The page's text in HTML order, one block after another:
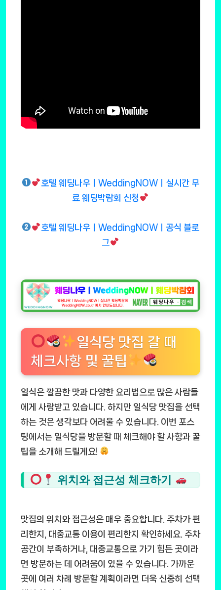
호텔 웨딩나우ㅣWeddingNOWㅣ실시간 무
료 웨딩박람회 신청
호텔 웨딩나우ㅣWeddingNOWㅣ공식 블로
그
일식당 맛집 갈 때
체크사항 및 꿀팁
일식은 깔끔한 맛과 다양한 요리법으로 많은 사람들
에게 사랑받고 있습니다. 하지만 일식당 맛집을 선택
하는 것은 생각보다 어려울 수 있습니다. 이번 포스
팅에서는 일식당을 방문할 때 체크해야 할 사항과 꿀
팁을 소개해 드릴게요!
위치와 접근성 체크하기
맛집의 위치와 접근성은 매우 중요합니다. 주차가 편
리한지, 대중교통 이용이 편리한지 확인하세요. 주차
공간이 부족하거나, 대중교통으로 가기 힘든 곳이라
면 방문하는 데 어려움이 있을 수 있습니다. 가까운
곳에 여러 차례 방문할 계획이라면 더욱 신중히 선택